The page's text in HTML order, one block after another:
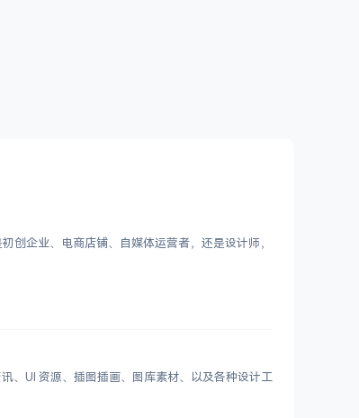
创企业、电商店铺、自媒体运营者，还是设计师，
、UI 资源、插图插画、图库素材、以及各种设计工